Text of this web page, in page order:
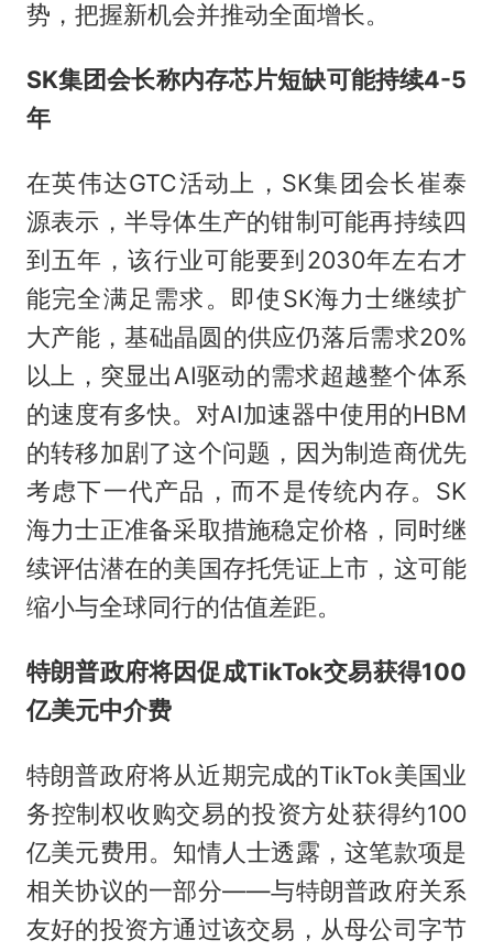
势，把握新机会并推动全面增长。
SK集团会长称内存芯片短缺可能持续4-5
年
在英伟达GTC活动上，SK集团会长崔泰
源表示，半导体生产的钳制可能再持续四
到五年，该行业可能要到2030年左右才
能完全满足需求。即使SK海力士继续扩
大产能，基础晶圆的供应仍落后需求20%
以上，突显出AI驱动的需求超越整个体系
的速度有多快。对AI加速器中使用的HBM
的转移加剧了这个问题，因为制造商优先
考虑下一代产品，而不是传统内存。SK
海力士正准备采取措施稳定价格，同时继
续评估潜在的美国存托凭证上市，这可能
缩小与全球同行的估值差距。
特朗普政府将因促成TikTok交易获得100
亿美元中介费
特朗普政府将从近期完成的TikTok美国业
务控制权收购交易的投资方处获得约100
亿美元费用。知情人士透露，这笔款项是
相关协议的一部分——与特朗普政府关系
友好的投资方通过该交易，从母公司字节